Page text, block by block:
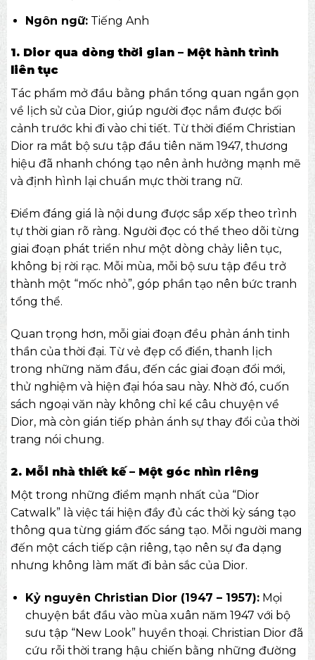
Ngôn ngữ:Tiếng Anh
1. Dior qua dòng thời gian – Một hành trình
liên tục
Tác phẩm mở đầu bằng phần tổng quan ngắn gọn
về lịch sử của Dior, giúp người đọc nắm được bối
cảnh trước khi đi vào chi tiết. Từ thời điểm Christian
Dior ra mắt bộ sưu tập đầu tiên năm 1947, thương
hiệu đã nhanh chóng tạo nên ảnh hưởng mạnh mẽ
và định hình lại chuẩn mực thời trang nữ.
Điểm đáng giá là nội dung được sắp xếp theo trình
tự thời gian rõ ràng. Người đọc có thể theo dõi từng
giai đoạn phát triển như một dòng chảy liên tục,
không bị rời rạc. Mỗi mùa, mỗi bộ sưu tập đều trở
thành một “mốc nhỏ”, góp phần tạo nên bức tranh
tổng thể.
Quan trọng hơn, mỗi giai đoạn đều phản ánh tinh
thần của thời đại. Từ vẻ đẹp cổ điển, thanh lịch
trong những năm đầu, đến các giai đoạn đổi mới,
thử nghiệm và hiện đại hóa sau này. Nhờ đó, cuốn
sách ngoại văn này không chỉ kể câu chuyện về
Dior, mà còn gián tiếp phản ánh sự thay đổi của thời
trang nói chung.
2. Mỗi nhà thiết kế – Một góc nhìn riêng
Một trong những điểm mạnh nhất của “Dior
Catwalk” là việc tái hiện đầy đủ các thời kỳ sáng tạo
thông qua từng giám đốc sáng tạo. Mỗi người mang
đến một cách tiếp cận riêng, tạo nên sự đa dạng
nhưng không làm mất đi bản sắc của Dior.
Kỷ nguyên Christian Dior (1947 – 1957):Mọi
chuyện bắt đầu vào mùa xuân năm 1947 với bộ
sưu tập “New Look” huyền thoại. Christian Dior đã
cứu rỗi thời trang hậu chiến bằng những đường